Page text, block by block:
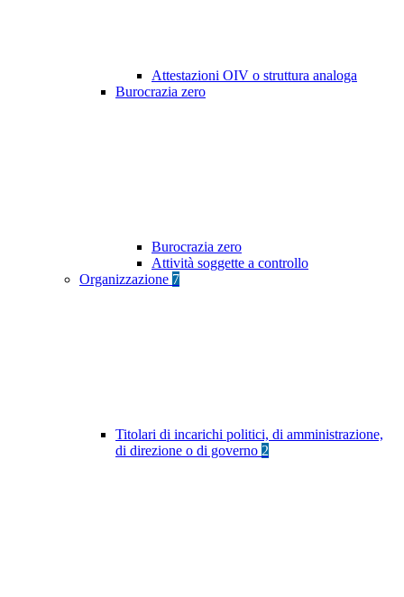
Attestazioni OIV o struttura analoga
Burocrazia zero
Burocrazia zero
Attività soggette a controllo
Organizzazione 7
Titolari di incarichi politici, di amministrazione,
di direzione o di governo 2